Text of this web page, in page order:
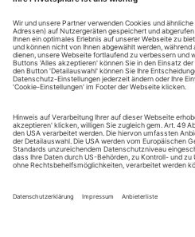
Jahr mit einem Doppelheft im
August.
Sie erhalten Zugang zum
heute und können sowohl das
das ePaper-Archiv über Ihren
theaterverlag.de einsehen.
Das Abonnement hat eine
verlängert sich jeweils um
es nicht vom Kunden auf der
Bestellungen“ auf www.der-